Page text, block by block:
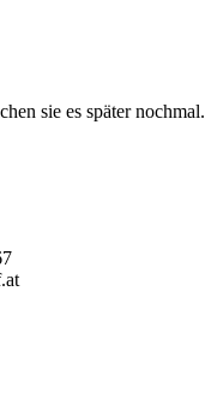
sie es später nochmal.